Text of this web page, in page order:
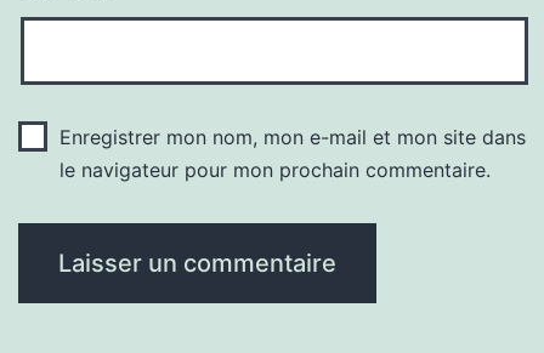
Enregistrer mon nom, mon e-mail et mon site dans
le navigateur pour mon prochain commentaire.